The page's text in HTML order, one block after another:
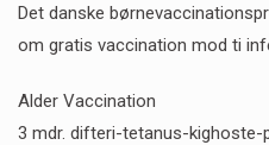
Det danske
om gratis vaccination mod ti
Alder Vaccination
3 mdr. difteri-tetanus-kighoste-